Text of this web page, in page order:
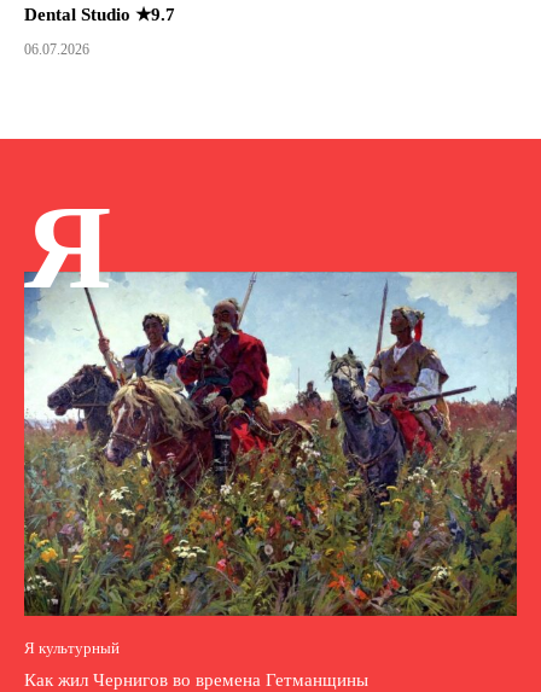
Dental Studio ★9.7
06.07.2026
Я
Я культурный
Как жил Чернигов во времена Гетманщины